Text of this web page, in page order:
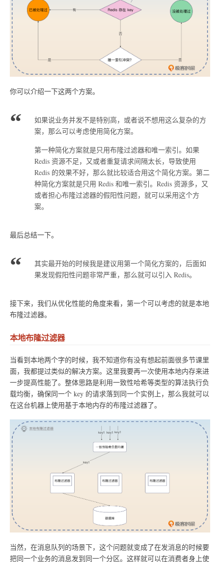
你可以介绍一下这两个方案。
如果说业务并发不是特别高，或者说不想用这么复杂的方
案，那么可以考虑使用简化方案。
第一种简化方案就是只用布隆过滤器和唯一索引。如果
Redis 资源不足，又或者重复请求间隔太长，导致使用
Redis 的效果不好，那么就比较适合用这个简化方案。第二
种简化方案就是只用 Redis 和唯一索引。Redis 资源多，又
或者担心布隆过滤器的假阳性问题，就可以采用这个方
案。
最后总结一下。
其实最开始的时候我是建议用第一个简化方案的，后面如
果发现假阳性问题非常严重，那么就可以引入 Redis。
接下来，我们从优化性能的角度来看，第一个可以考虑的就是本地
布隆过滤器。
本地布隆过滤器
当看到本地两个字的时候，我不知道你有没有想起前面很多节课里
面，我都提过类似的解决方案。这里我要再一次使用本地内存来进
一步提高性能了。整体思路是利用一致性哈希等类型的算法执行负
载均衡，确保同一个 key 的请求落到同一个实例上，那么我就可以
在这台机器上使用基于本地内存的布隆过滤器了。
当然，在消息队列的场景下，这个问题就变成了在发消息的时候要
把同一个业务的消息发到同一个分区。这样就可以在消费者身上使